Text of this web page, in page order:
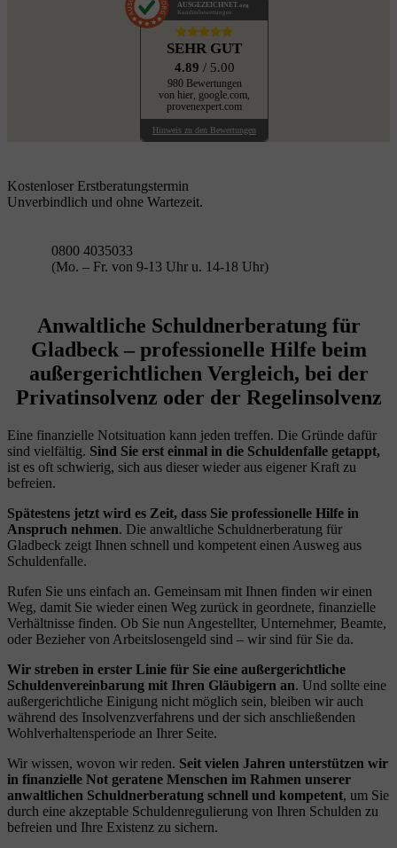
AUSGEZEICHNET .org
Kundenbewertungen
SEHR GUT
4.89 / 5.00
980 Bewertungen
von hier, google.com,
provenexpert.com
Hinweis zu den Bewertungen
Kostenloser Erstberatungstermin
Unverbindlich und ohne Wartezeit.
0800 4035033
(Mo. – Fr. von 9-13 Uhr u. 14-18 Uhr)
Anwaltliche Schuldnerberatung für
Gladbeck – professionelle Hilfe beim
außergerichtlichen Vergleich, bei der
Privatinsolvenz oder der Regelinsolvenz
Eine finanzielle Notsituation kann jeden treffen. Die Gründe dafür
sind vielfältig. Sind Sie erst einmal in die Schuldenfalle getappt,
ist es oft schwierig, sich aus dieser wieder aus eigener Kraft zu
befreien.
Spätestens jetzt wird es Zeit, dass Sie professionelle Hilfe in
Anspruch nehmen. Die anwaltliche Schuldnerberatung für
Gladbeck zeigt Ihnen schnell und kompetent einen Ausweg aus
Schuldenfalle.
Rufen Sie uns einfach an. Gemeinsam mit Ihnen finden wir einen
Weg, damit Sie wieder einen Weg zurück in geordnete, finanzielle
Verhältnisse finden. Ob Sie nun Angestellter, Unternehmer, Beamte,
oder Bezieher von Arbeitslosengeld sind – wir sind für Sie da.
Wir streben in erster Linie für Sie eine außergerichtliche
Schuldenvereinbarung mit Ihren Gläubigern an. Und sollte eine
außergerichtliche Einigung nicht möglich sein, bleiben wir auch
während des Insolvenzverfahrens und der sich anschließenden
Wohlverhaltensperiode an Ihrer Seite.
Wir wissen, wovon wir reden. Seit vielen Jahren unterstützen wir
in finanzielle Not geratene Menschen im Rahmen unserer
anwaltlichen Schuldnerberatung schnell und kompetent, um Sie
durch eine akzeptable Schuldenregulierung von Ihren Schulden zu
befreien und Ihre Existenz zu sichern.